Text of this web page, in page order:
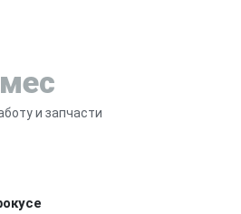
и запчасти